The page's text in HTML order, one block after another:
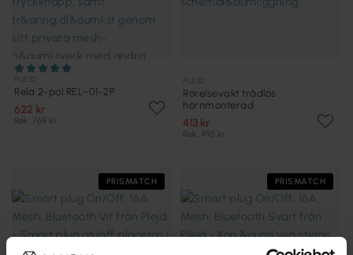
Relä 2-pol REL-01-2P
622 kr
Rek. 769 kr
Rörelsevakt trådlös
hörnmonterad
413 kr
Rek. 495 kr
PRISMATCH PRISMATCH